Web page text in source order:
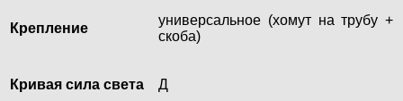
Крепление
универсальное (хомут на трубу +
скоба)
Кривая сила света Д